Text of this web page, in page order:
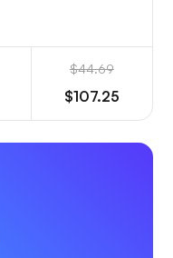
$44.69
$107.25